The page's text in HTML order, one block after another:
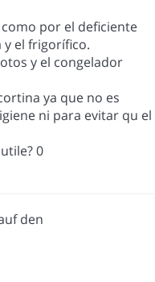
por el deficiente
y el frigorífico.
y el congelador
ya que no es
ni para evitar qu el
0
den